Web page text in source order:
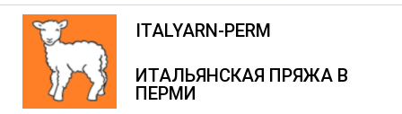
ITALYARN-PERM
ИТАЛЬЯНСКАЯ ПРЯЖА В
ПЕРМИ